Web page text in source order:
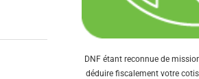
DNF étant reconnue de
déduire fiscalement votre